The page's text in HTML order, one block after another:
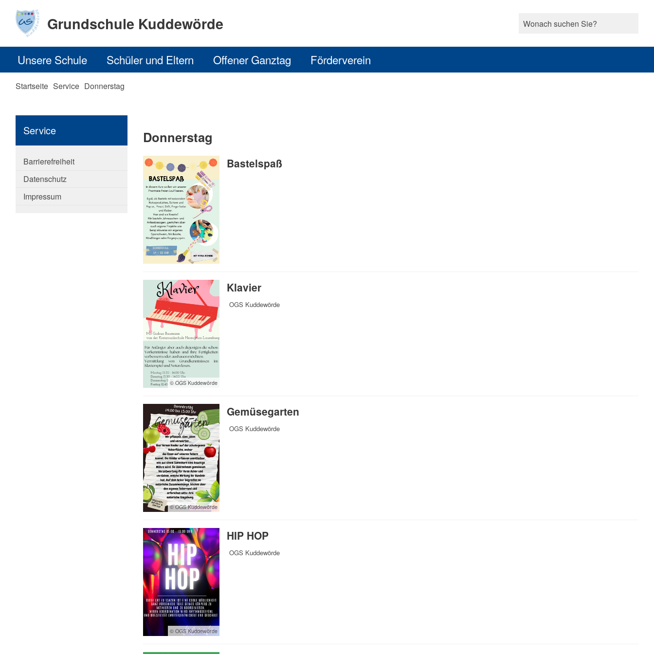
Grundschule Kuddewörde
Unsere Schule Schüler und Eltern Offener Ganztag Förderverein
Startseite Service Donnerstag
Service
Barrierefreiheit
Datenschutz
Impressum
Donnerstag
Bastelspaß
Klavier
OGS Kuddewörde
© OGS Kuddewörde
Gemüsegarten
OGS Kuddewörde
© OGS Kuddewörde
HIP HOP
OGS Kuddewörde
© OGS Kuddewörde